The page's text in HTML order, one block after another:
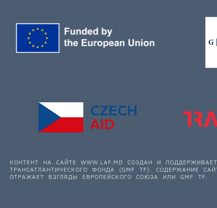
КОНТЕНТ НА САЙТЕ WWW.LAF.MD СОЗДАН И
ТРАНСАТЛАНТИЧЕСКОГО ФОНДА (GMF TF). СОДЕРЖАНИЕ
ОТРАЖАЕТ ВЗГЛЯДЫ ЕВРОПЕЙСКОГО СОЮЗА ИЛИ GMF TF.